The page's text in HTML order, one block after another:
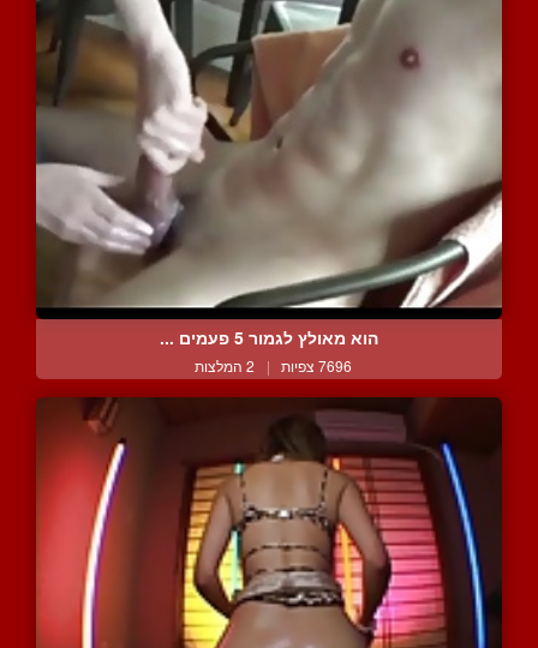
הוא מאולץ לגמור 5 פעמים ...
7696 צפיות | 2 המלצות